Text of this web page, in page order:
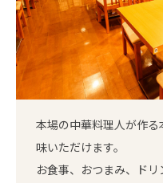
本場の中華料理人が作
味いただけます。
お食事、おつまみ、ド